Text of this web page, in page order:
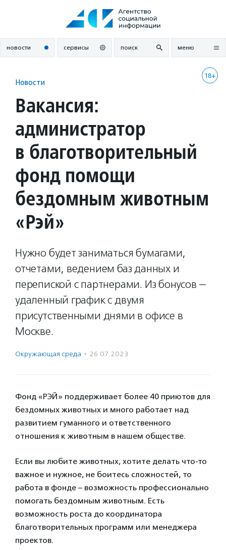
новости сервисы поиск меню
18+
Новости
Вакансия:
администратор
в благотворительный
фонд помощи
бездомным животным
«Рэй»
Нужно будет заниматься бумагами,
отчетами, ведением баз данных и
перепиской с партнерами. Из бонусов —
удаленный график с двумя
присутственными днями в офисе в
Москве.
Окружающая среда · 26.07.2023
Фонд «РЭЙ» поддерживает более 40 приютов для
бездомных животных и много работает над
развитием гуманного и ответственного
отношения к животным в нашем обществе.
Если вы любите животных, хотите делать что-то
важное и нужное, не боитесь сложностей, то
работа в фонде – возможность профессионально
помогать бездомным животным. Есть
возможность роста до координатора
благотворительных программ или менеджера
проектов.